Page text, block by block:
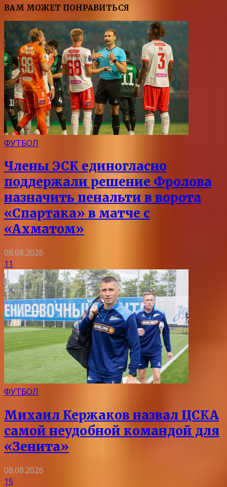
ВАМ МОЖЕТ ПОНРАВИТЬСЯ
ФУТБОЛ
Члены ЭСК единогласно
поддержали решение Фролова
назначить пенальти в ворота
«Спартака» в матче с
«Ахматом»
08.08.2026
11
ФУТБОЛ
Михаил Кержаков назвал ЦСКА
самой неудобной командой для
«Зенита»
08.08.2026
15